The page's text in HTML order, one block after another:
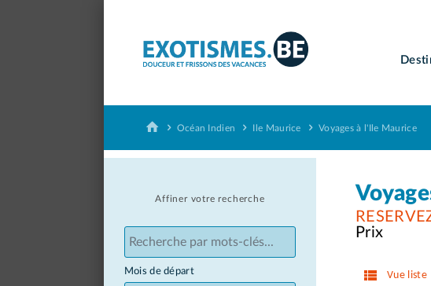
Océan Indien Ile Maurice Voyages à l'Ile Maurice
Prix
Vue liste
Affiner votre recherche
Mois de départ